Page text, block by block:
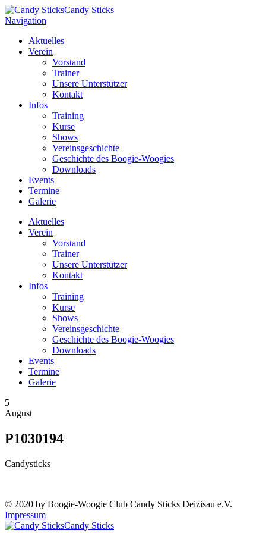
Candy Sticks
Navigation
Aktuelles
Verein
Vorstand
Trainer
Unsere Unterstützer
Kontakt
Infos
Training
Kurse
Shows
Vereinsgeschichte
Geschichte des Boogie-Woogies
Downloads
Events
Termine
Galerie
Aktuelles
Verein
Vorstand
Trainer
Unsere Unterstützer
Kontakt
Infos
Training
Kurse
Shows
Vereinsgeschichte
Geschichte des Boogie-Woogies
Downloads
Events
Termine
Galerie
5
August
P1030194
Candysticks
© 2020 by Boogie-Woogie Club Candy Sticks Deizisau e.V.
Impressum
Candy Sticks